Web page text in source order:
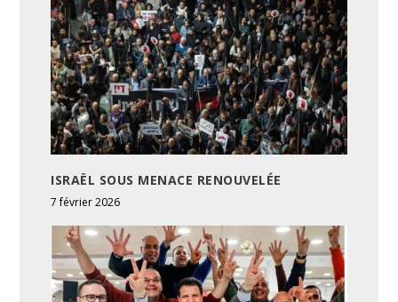
ISRAËL SOUS MENACE RENOUVELÉE
7 février 2026